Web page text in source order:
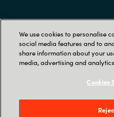
Allgemeine
We use cookies to personalise
social media features and to
share information about your
media, advertising and
Cookies